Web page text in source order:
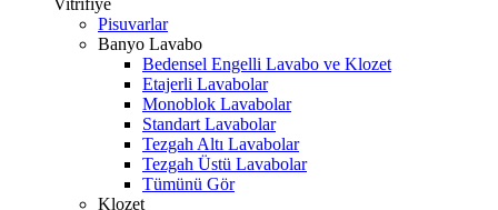
Vitrifiye
Pisuvarlar
Banyo Lavabo
Bedensel Engelli Lavabo ve Klozet
Etajerli Lavabolar
Monoblok Lavabolar
Standart Lavabolar
Tezgah Altı Lavabolar
Tezgah Üstü Lavabolar
Tümünü Gör
Klozet